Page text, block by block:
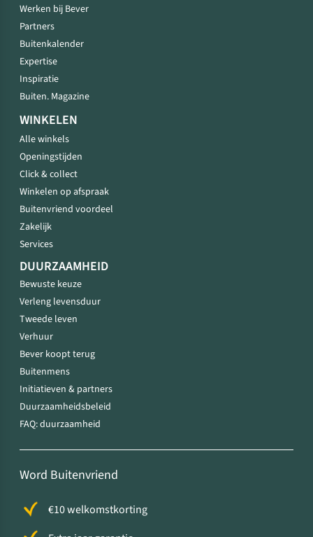
Werken bij Bever
Partners
Buitenkalender
Expertise
Inspiratie
Buiten. Magazine
WINKELEN
Alle winkels
Openingstijden
Click & collect
Winkelen op afspraak
Buitenvriend voordeel
Zakelijk
Services
DUURZAAMHEID
Bewuste keuze
Verleng levensduur
Tweede leven
Verhuur
Bever koopt terug
Buitenmens
Initiatieven & partners
Duurzaamheidsbeleid
FAQ: duurzaamheid
Word Buitenvriend
€10 welkomstkorting